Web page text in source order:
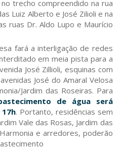
trecho compreendido na rua
Luiz Alberto e José Zilioli e na
ruas Dr. Aldo Lupo e Maurício
fará a interligação de redes
em meia pista para a
José Zillioli, esquinas com
José do Amaral Velosa
Jardim das Roseiras. Para
de água será
. Portanto, residências sem
Vale das Rosas, Jardim das
e arredores, poderão